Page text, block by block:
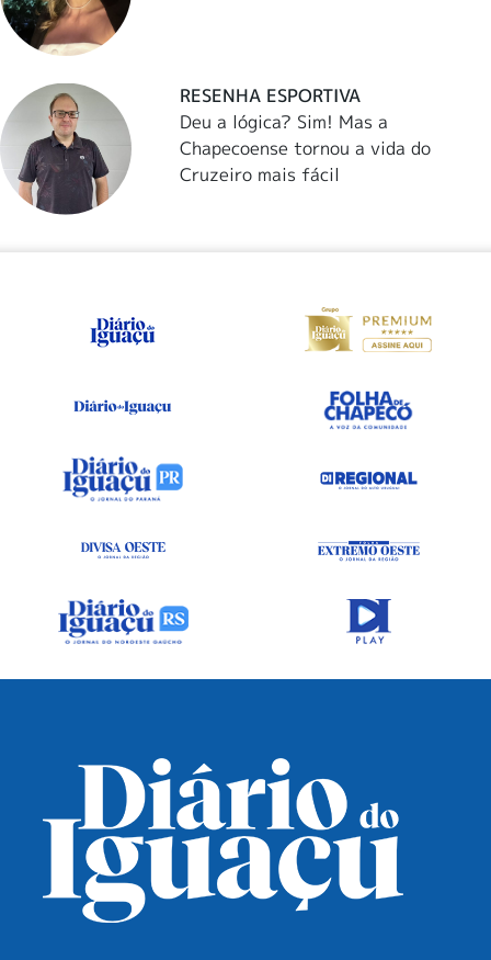
RESENHA ESPORTIVA
Deu a lógica? Sim! Mas a
Chapecoense tornou a vida do
Cruzeiro mais fácil